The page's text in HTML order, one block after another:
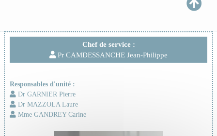
Chef de service :
Pr CAMDESSANCHE Jean-Philippe
Responsables d'unité :
Dr GARNIER Pierre
Dr MAZZOLA Laure
Mme GANDREY Carine